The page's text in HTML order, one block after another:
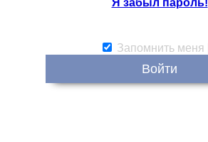
Я забыл пароль!
Запомнить меня
Войти